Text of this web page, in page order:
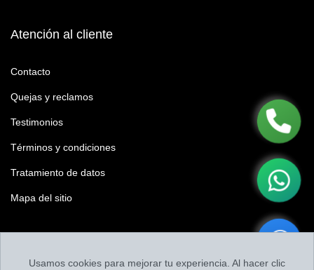
Usamos cookies para mejorar tu experiencia. Al hacer clic
Atención al cliente
Contacto
Quejas y reclamos
Testimonios
Términos y condiciones
Tratamiento de datos
Mapa del sitio